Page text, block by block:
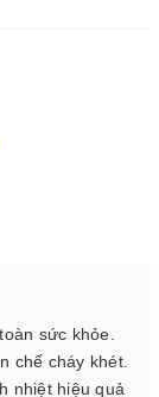
sức khỏe.
chế cháy khét.
nhiệt hiệu quả